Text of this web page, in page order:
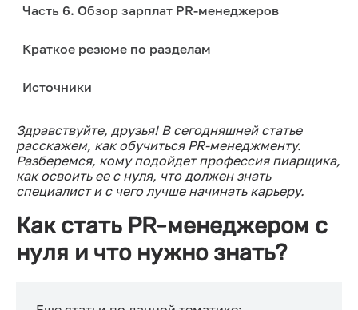
Часть 6. Обзор зарплат PR-менеджеров
Краткое резюме по разделам
Источники
Здравствуйте, друзья! В сегодняшней статье
расскажем, как обучиться PR-менеджменту.
Разберемся, кому подойдет профессия пиарщика,
как освоить ее с нуля, что должен знать
специалист и с чего лучше начинать карьеру.
Как стать PR-менеджером с
нуля и что нужно знать?